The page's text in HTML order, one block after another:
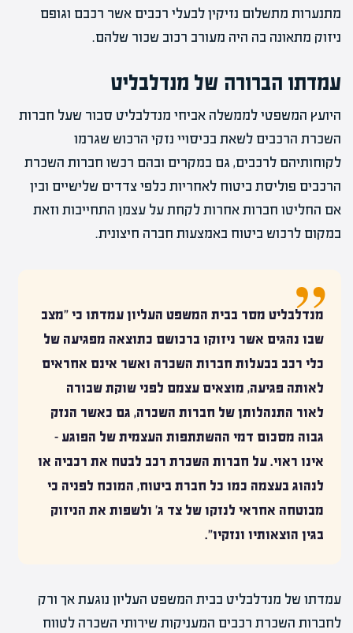
מתנערות מתשלום נזיקין לבעלי רכבים אשר רכבם וגופם
ניזוק מתאונה בה היה מעורב רכוב שכור שלהם.
עמדתו הברורה של מנדלבליט
היועץ המשפטי לממשלה אביחי מנדלבליט סבור שעל חברות
השכרת הרכבים לשאת בכיסויי נזקי הרכוש שגרמו
לקוחותיהם לרכבים, גם במקרים ובהם רכשו חברות השכרת
הרכבים פוליסת ביטוח לאחריות כלפי צדדים שלישיים ובין
אם החליטו חברות אחרות לקחת על עצמן התחייבות וזאת
במקום לרכוש ביטוח באמצעות חברה חיצונית.
מנדלבליט מסר בבית המשפט העליון עמדתו כי "מצב
שבו נהגים אשר ניזוקו ברכושם כתוצאה מפגיעה של
כלי רכב בבעלות חברות השכרה ואשר אינם אחראים
לאותה פגיעה, מוצאים עצמם לפני שוקת שבורה
לאור התנהלותן של חברות השכרה, גם כאשר הנזק
גבוה מסכום דמי ההשתתפות העצמית של הפוגע –
אינו ראוי. על חברות השכרת רכב לבטח את רכביה או
לנהוג בעצמה כמו כל חברת ביטוח, המוכח לפניה כי
מבוטחה אחראי לנזקו של צד ג' ולשפות את הניזוק
בגין הוצאותיו ונזקיו".
עמדתו של מנדלבליט בבית המשפט העליון נוגעת אך ורק
לחברות השכרת רכבים המעניקות שירותי השכרה לטווח